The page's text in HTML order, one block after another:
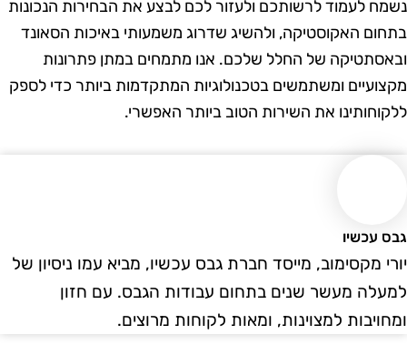
לעמוד לרשותכם ולעזור לכם לבצע את הבחירות הנכונות
האקוסטיקה, ולהשיג שדרוג משמעותי באיכות הסאונד
של החלל שלכם. אנו מתמחים במתן פתרונות
ומשתמשים בטכנולוגיות המתקדמות ביותר כדי לספק
את השירות הטוב ביותר האפשרי.
עכשיו
מקסימוב, מייסד חברת גבס עכשיו, מביא עמו ניסיון של
מעשר שנים בתחום עבודות הגבס. עם חזון
למצוינות, ומאות לקוחות מרוצים.